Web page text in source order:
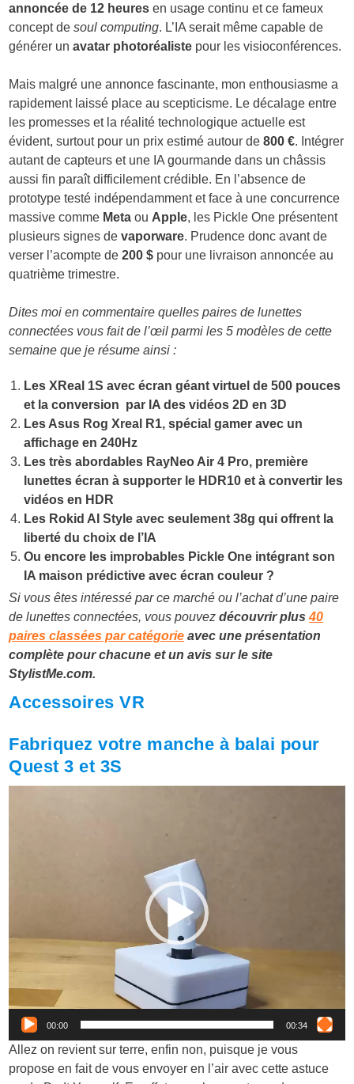
annoncée de 12 heures en usage continu et ce fameux
concept desoul computing. L’IA serait même capable de
générer unavatar photoréaliste pour les visioconférences.
Mais malgré une annonce fascinante, mon enthousiasme a
rapidement laissé place au scepticisme. Le décalage entre
les promesses et la réalité technologique actuelle est
évident, surtout pour un prix estimé autour de800 €. Intégrer
autant de capteurs et une IA gourmande dans un châssis
aussi fin paraît difficilement crédible. En l’absence de
prototype testé indépendamment et face à une concurrence
massive comme Meta ou Apple, les Pickle One présentent
plusieurs signes devaporware. Prudence donc avant de
verser l’acompte de200 $ pour une livraison annoncée au
quatrième trimestre.
Dites moi en commentaire quelles paires de lunettes
connectées vous fait de l’œil parmi les 5 modèles de cette
semaine que je résume ainsi :
Les XReal 1S avec écran géant virtuel de 500 pouces
et la conversion par IA des vidéos 2D en 3D
Les Asus Rog Xreal R1, spécial gamer avec un
affichage en 240Hz
Les très abordables RayNeo Air 4 Pro, première
lunettes écran à supporter le HDR10 et à convertir les
vidéos en HDR
Les Rokid AI Style avec seulement 38g qui offrent la
liberté du choix de l’IA
Ou encore les improbables Pickle One intégrant son
IA maison prédictive avec écran couleur ?
Si vous êtes intéressé par ce marché ou l’achat d’une paire
de lunettes connectées, vous pouvezdécouvrir plus40
paires classées par catégorie avec une présentation
complète pour chacune et un avis sur le site
StylistMe.com.
Accessoires VR
Fabriquez votre manche à balai pour
Quest 3 et 3S
00:00 00:34
Allez on revient sur terre, enfin non, puisque je vous
propose en fait de vous envoyer en l’air avec cette astuce